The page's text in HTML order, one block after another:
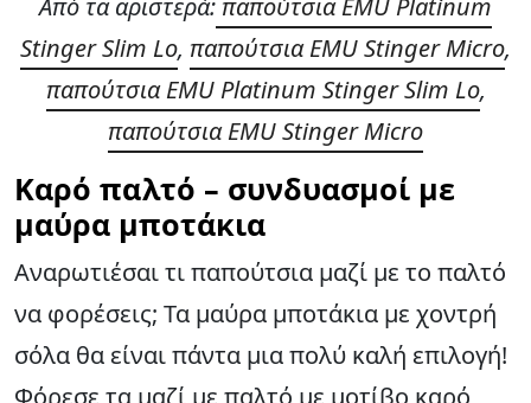
Από τα αριστερά: παπούτσια EMU Platinum
Stinger Slim Lo, παπούτσια EMU Stinger Micro,
παπούτσια EMU Platinum Stinger Slim Lo,
παπούτσια EMU Stinger Micro
Καρό παλτό – συνδυασμοί με
μαύρα μποτάκια
Αναρωτιέσαι τι παπούτσια μαζί με το παλτό
να φορέσεις; Τα μαύρα μποτάκια με χοντρή
σόλα θα είναι πάντα μια πολύ καλή επιλογή!